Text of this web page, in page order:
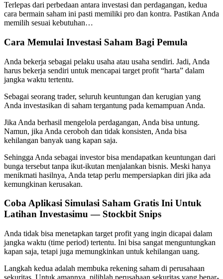
Terlepas dari perbedaan antara investasi dan perdagangan, kedua
cara bermain saham ini pasti memiliki pro dan kontra. Pastikan Anda
memilih sesuai kebutuhan…
Cara Memulai Investasi Saham Bagi Pemula
Anda bekerja sebagai pelaku usaha atau usaha sendiri. Jadi, Anda
harus bekerja sendiri untuk mencapai target profit “harta” dalam
jangka waktu tertentu.
Sebagai seorang trader, seluruh keuntungan dan kerugian yang
Anda investasikan di saham tergantung pada kemampuan Anda.
Jika Anda berhasil mengelola perdagangan, Anda bisa untung.
Namun, jika Anda ceroboh dan tidak konsisten, Anda bisa
kehilangan banyak uang kapan saja.
Sehingga Anda sebagai investor bisa mendapatkan keuntungan dari
bunga tersebut tanpa ikut-ikutan menjalankan bisnis. Meski hanya
menikmati hasilnya, Anda tetap perlu mempersiapkan diri jika ada
kemungkinan kerusakan.
Coba Aplikasi Simulasi Saham Gratis Ini Untuk
Latihan Investasimu — Stockbit Snips
Anda tidak bisa menetapkan target profit yang ingin dicapai dalam
jangka waktu (time period) tertentu. Ini bisa sangat menguntungkan
kapan saja, tetapi juga memungkinkan untuk kehilangan uang.
Langkah kedua adalah membuka rekening saham di perusahaan
sekuritas. Untuk amannya, pilihlah perusahaan sekuritas yang benar-